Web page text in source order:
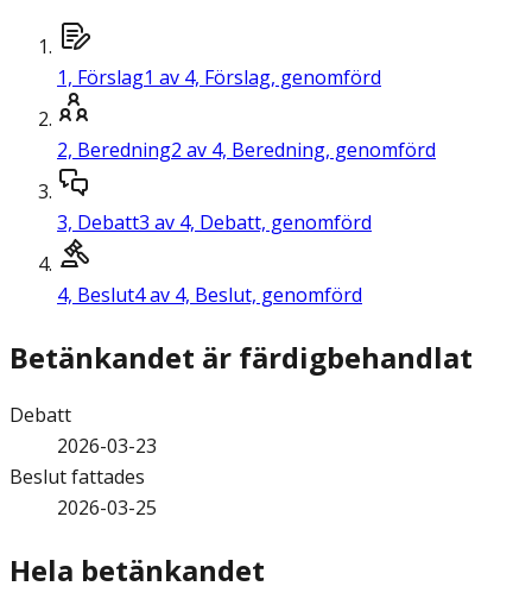
1, Förslag1 av 4, Förslag, genomförd
2, Beredning2 av 4, Beredning, genomförd
3, Debatt3 av 4, Debatt, genomförd
4, Beslut4 av 4, Beslut, genomförd
Betänkandet är färdigbehandlat
Debatt
2026-03-23
Beslut fattades
2026-03-25
Hela betänkandet